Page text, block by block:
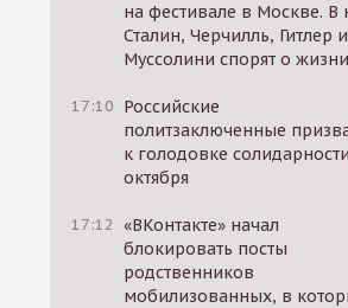
на фестивале в Москве. В
Сталин, Черчилль, Гитлер и
Муссолини спорят о жизни
17:10 Российские
политзаключенные
к голодовке
октября
17:12 «ВКонтакте» начал
блокировать посты
родственников
мобилизованных, в